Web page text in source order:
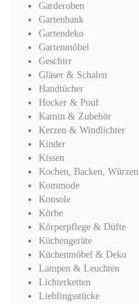
Garderoben
Gartenbank
Gartendeko
Gartenmöbel
Geschirr
Gläser & Schalen
Handtücher
Hocker & Pouf
Kamin & Zubehör
Kerzen & Windlichter
Kinder
Kissen
Kochen, Backen, Würzen
Kommode
Konsole
Körbe
Körperpflege & Düfte
Küchengeräte
Küchenmöbel & Deko
Lampen & Leuchten
Lichterketten
Lieblingsstücke